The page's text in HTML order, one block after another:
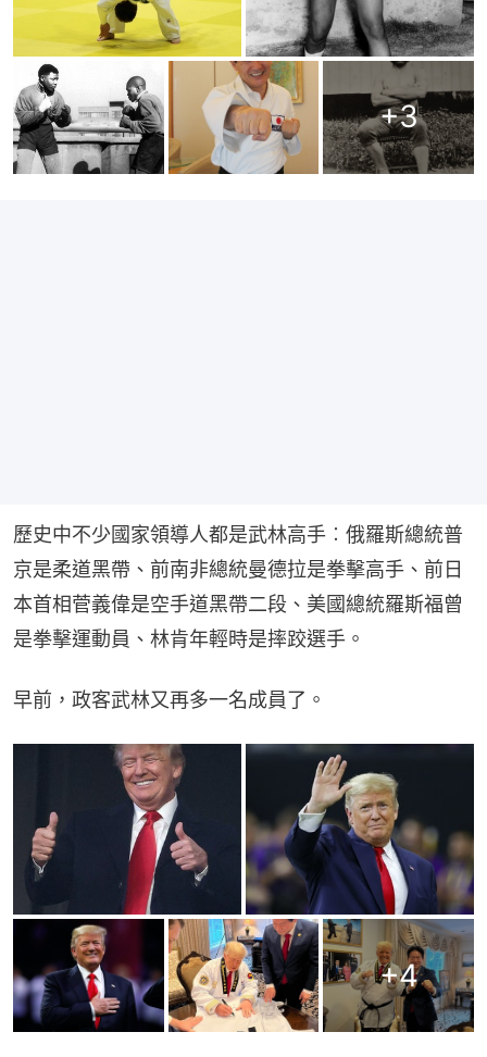
+3
歷史中不少國家領導人都是武林高手︰俄羅斯總統普
京是柔道黑帶、前南非總統曼德拉是拳擊高手、前日
本首相菅義偉是空手道黑帶二段、美國總統羅斯福曾
是拳擊運動員、林肯年輕時是摔跤選手。
早前，政客武林又再多一名成員了。
+4